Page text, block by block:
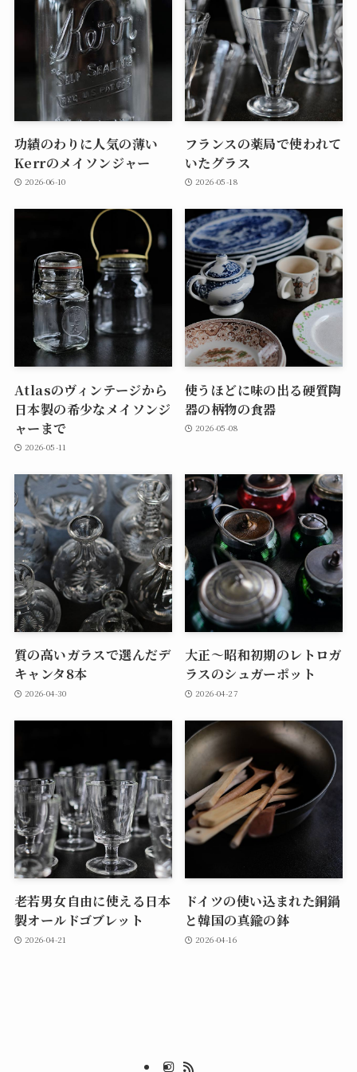
功績のわりに人気の薄い
Kerrのメイソンジャー
2026-06-10
フランスの薬局で使われて
いたグラス
2026-05-18
Atlasのヴィンテージから
日本製の希少なメイソンジ
ャーまで
2026-05-11
使うほどに味の出る硬質陶
器の柄物の食器
2026-05-08
質の高いガラスで選んだデ
キャンタ8本
2026-04-30
大正～昭和初期のレトロガ
ラスのシュガーポット
2026-04-27
老若男女自由に使える日本
製オールドゴブレット
2026-04-21
ドイツの使い込まれた銅鍋
と韓国の真鍮の鉢
2026-04-16